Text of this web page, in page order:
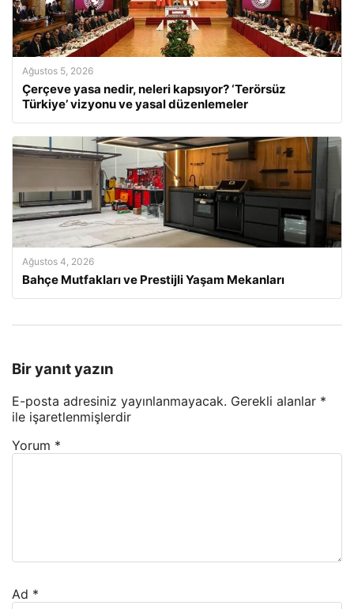
Ağustos 5, 2026
Çerçeve yasa nedir, neleri kapsıyor? ‘Terörsüz
Türkiye’ vizyonu ve yasal düzenlemeler
Ağustos 4, 2026
Bahçe Mutfakları ve Prestijli Yaşam Mekanları
Bir yanıt yazın
E-posta adresiniz yayınlanmayacak. Gerekli alanlar *
ile işaretlenmişlerdir
Yorum *
Ad *